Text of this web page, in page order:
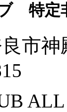
特定
市
ALL